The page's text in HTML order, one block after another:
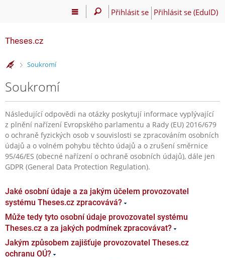
Přihlásit se Přihlásit se (EduID)
Theses.cz
>
Soukromí
Soukromí
Následující odpovědi na otázky poskytují informace vyplývající
z plnění nařízení Evropského parlamentu a Rady (EU) 2016/679
o ochraně fyzických osob v souvislosti se zpracováním osobních
údajů a o volném pohybu těchto údajů a o zrušení směrnice
95/46/ES (obecné nařízení o ochraně osobních údajů), dále jen
GDPR (General Data Protection Regulation).
Jaké osobní údaje a za jakým účelem provozovatel
systému Theses.cz zpracovává?
Může tedy tyto osobní údaje provozovatel systému
Theses.cz a za jakých podmínek zpracovávat?
Jakým způsobem zajišťuje provozovatel Theses.cz
ochranu OÚ?